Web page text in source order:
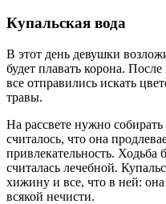
Купальская вода
В этот день девушки
будет плавать корона.
все отправились искать
травы.
На рассвете нужно
считалось, что она
привлекательность. Ходьба
считалась лечебной.
хижину и все, что в ней:
всякой нечисти.